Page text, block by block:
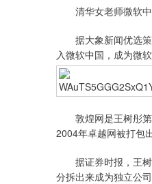
清华女老师微软中
据大象新闻优选策
入微软中国，成为微
敦煌网是王树彤第
2004年卓越网被打包
据证券时报，王树
分拆出来成为独立公